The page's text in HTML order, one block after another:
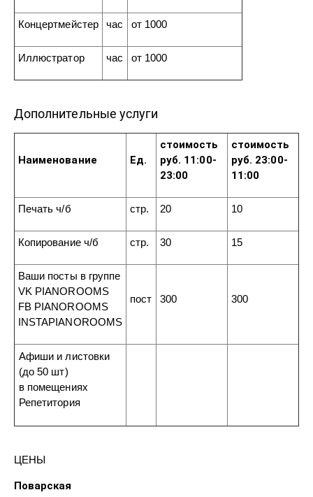
Концертмейстер час от 1000
Иллюстратор час от 1000
Дополнительные услуги
Наименование Ед.
стоимость
руб. 11:00-
23:00
стоимость
руб. 23:00-
11:00
Печать ч/б стр. 20 10
Копирование ч/б стр. 30 15
Ваши посты в группе
VK PIANOROOMS
FB PIANOROOMS
INSTAPIANOROOMS
пост 300 300
Афиши и листовки
(до 50 шт)
в помещениях
Репетитория
ЦЕНЫ
Поварская